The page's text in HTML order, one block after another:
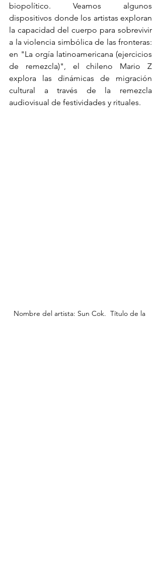
biopolítico. Veamos algunos
dispositivos donde los artistas exploran
la capacidad del cuerpo para sobrevivir
a la violencia simbólica de las fronteras:
en "La orgía latinoamericana (ejercicios
de remezcla)", el chileno Mario Z
explora las dinámicas de migración
cultural a través de la remezcla
audiovisual de festividades y rituales.
Nombre del artista: Sun Cok.  Título de la